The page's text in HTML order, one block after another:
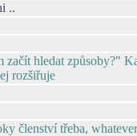
..
hledat způsoby?"
rozšiřuje
členství třeba,